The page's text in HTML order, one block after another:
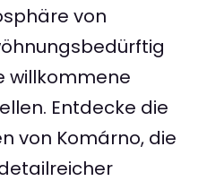
von
willkommene
Entdecke die
von Komárno, die